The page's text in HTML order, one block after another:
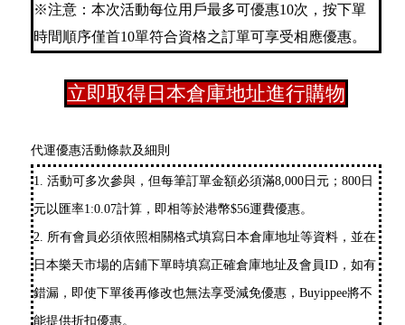
※注意：本次活動每位用戶最多可優惠10次，按下單
時間順序僅首10單符合資格之訂單可享受相應優惠。
立即取得日本倉庫地址進行購物
代運優惠活動條款及細則
1. 活動可多次參與，但每筆訂單金額必須滿8,000日元；800日
元以匯率1:0.07計算，即相等於港幣$56運費優惠。
2. 所有會員必須依照相關格式填寫日本倉庫地址等資料，並在
日本樂天市場的店鋪下單時填寫正確倉庫地址及會員ID，如有
錯漏，即使下單後再修改也無法享受減免優惠，Buyippee將不
能提供折扣優惠。